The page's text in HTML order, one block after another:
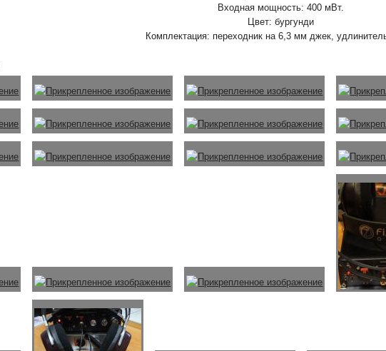
Входная мощность: 400 мВт.
Цвет: бургунди
Комплектация: переходник на 6,3 мм джек,